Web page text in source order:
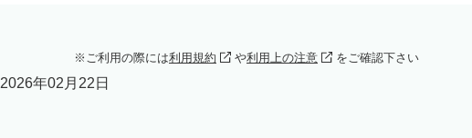
ご利用の際には利用規約 や利用上の注意 をご確認下さい
2026年02月22日